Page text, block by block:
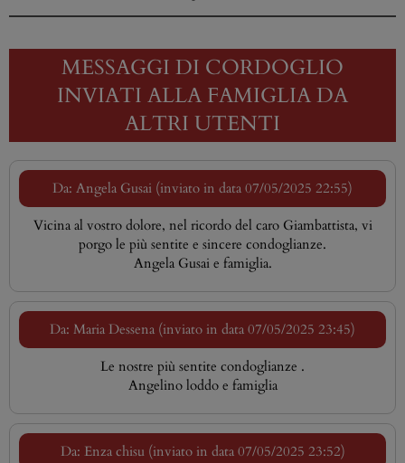
MESSAGGI DI CORDOGLIO
INVIATI ALLA FAMIGLIA DA
ALTRI UTENTI
Da: Angela Gusai (inviato in data 07/05/2025 22:55)
Vicina al vostro dolore, nel ricordo del caro Giambattista, vi
porgo le più sentite e sincere condoglianze.
Angela Gusai e famiglia.
Da: Maria Dessena (inviato in data 07/05/2025 23:45)
Le nostre più sentite condoglianze .
Angelino loddo e famiglia
Da: Enza chisu (inviato in data 07/05/2025 23:52)